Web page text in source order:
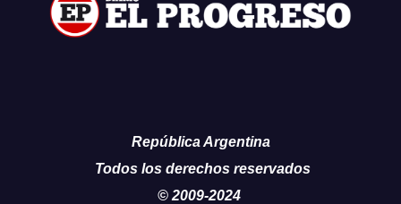
República Argentina
Todos los derechos reservados
© 2009-2024